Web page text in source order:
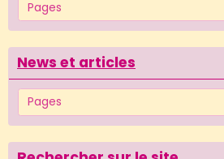
News et articles